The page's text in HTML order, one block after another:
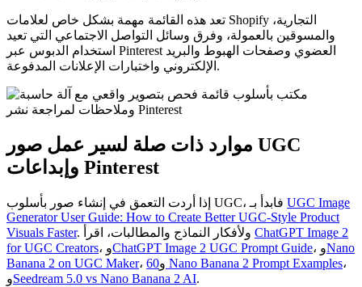
تعد هذه القائمة مهمة بشكل خاص لعلامات Shopify التجارية،
والمسوقين بالعمولة، وفرق وسائل التواصل الاجتماعي التي تعيد
استخدام الدبوس عبر Pinterest العضوي وصفحات الهبوط والبريد
الإلكتروني واختبارات الإعلانات المدفوعة.
موارد ذات صلة لسير عمل صور UGC
وإبداعات Pinterest
UGC Image
Generator User Guide: How to Create Better UGC-Style Product
Visuals Faster
ChatGPT Image 2
for UGC Creators ، وChatGPT Image 2 UGC Prompt Guide ، وNano
Banana 2 on UGC Maker
، و 60 Nano Banana 2 Prompt Examples،
وSeedream 5.0 vs Nano Banana 2 AI.